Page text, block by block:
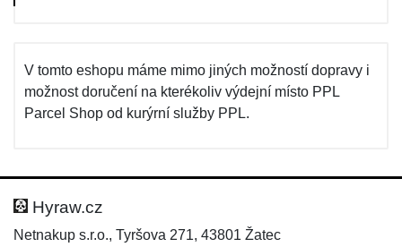
V tomto eshopu máme mimo jiných možností dopravy i
možnost doručení na kterékoliv výdejní místo PPL
Parcel Shop od kurýrní služby PPL.
Hyraw.cz
Netnakup s.r.o., Tyršova 271, 43801 Žatec